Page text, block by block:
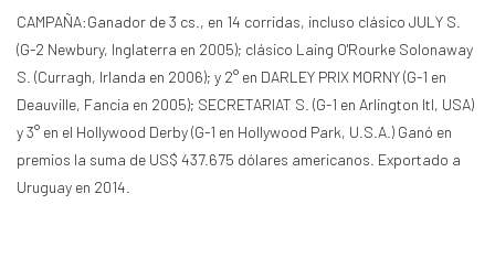
CAMPAÑA:Ganador de 3 cs., en 14 corridas, incluso clásico JULY S.
(G-2 Newbury, Inglaterra en 2005); clásico Laing O'Rourke Solonaway
S. (Curragh, Irlanda en 2006); y 2° en DARLEY PRIX MORNY (G-1 en
Deauville, Fancia en 2005); SECRETARIAT S. (G-1 en Arlington Itl, USA)
y 3° en el Hollywood Derby (G-1 en Hollywood Park, U.S.A.) Ganó en
premios la suma de US$ 437.675 dólares americanos. Exportado a
Uruguay en 2014.